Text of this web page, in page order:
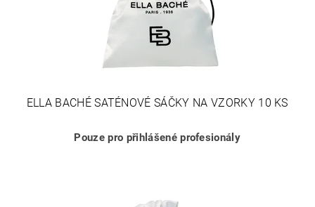
ELLA BACHÉ SATÉNOVÉ SÁČKY NA VZORKY 10 KS
Pouze pro přihlášené profesionály